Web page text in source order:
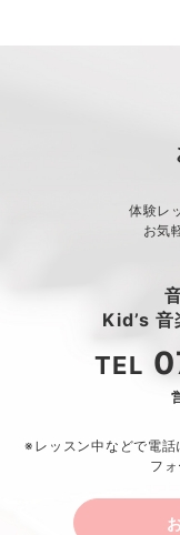
体験レ
お気
Kid’s 音
TEL
※レッスン中などで電話
フ